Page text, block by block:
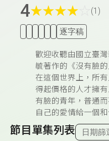
4★★★★ (1)
逐字稿
歡迎收聽由國立臺
毓著作的《沒有臉
在這個世界上，所
得起價格的人才擁
有臉的青年，普通
自己的愛情給一個
節目單集列表 日期篩